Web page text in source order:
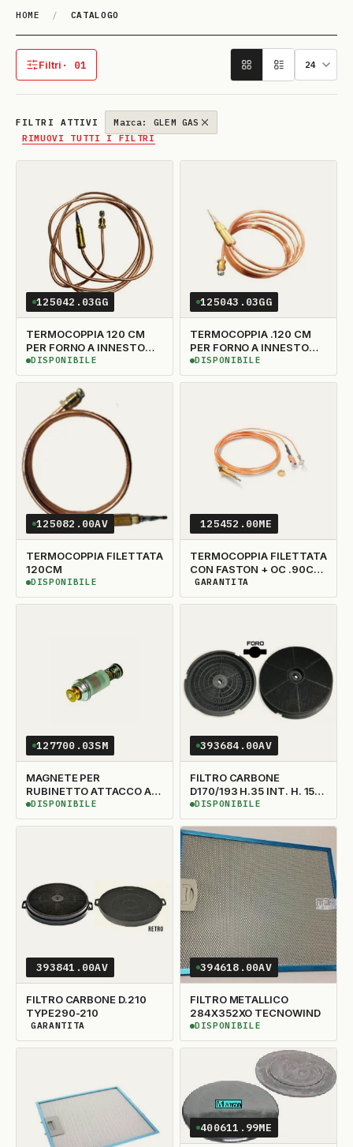
HOME / CATALOGO
Catalogo
Filtri · 01
1 filtro attivo
FILTRI ATTIVI
Marca: GLEM GAS
RIMUOVI TUTTI I FILTRI
125042.03GG
TERMOCOPPIA 120 CM
PER FORNO A INNESTO
TONDO
DISPONIBILE
DISPONIBILE
125043.03GG
TERMOCOPPIA .120 CM
PER FORNO A INNESTO
TONDO
DISPONIBILE
DISPONIBILE
125082.00AV
TERMOCOPPIA FILETTATA
120CM
DISPONIBILE
DISPONIBILE
125452.00ME
TERMOCOPPIA FILETTATA
CON FASTON + OC .90CM
D.6X0.75
DISPONIBILITÀ GARANTITA
GARANTITA
127700.03SM
MAGNETE PER
RUBINETTO ATTACCO A
INNESTO
DISPONIBILE
DISPONIBILE
393684.00AV
FILTRO CARBONE
D170/193 H.35 INT. H. 15
TECNOLAMP ELICA
TECNOWIND ACK62836
DISPONIBILE
DISPONIBILE
393841.00AV
FILTRO CARBONE D.210
TYPE290-210
DISPONIBILITÀ GARANTITA
GARANTITA
394618.00AV
FILTRO METALLICO
284X352XO TECNOWIND
DISPONIBILE
DISPONIBILE
400611.99ME